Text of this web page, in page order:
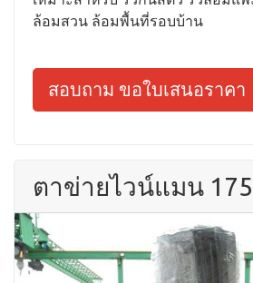
ล้อมสวน ล้อมพื้นที่รอบบ้าน
สอบถาม ขอใบเสนอราคา
ตาข่ายไวน์แมน 175